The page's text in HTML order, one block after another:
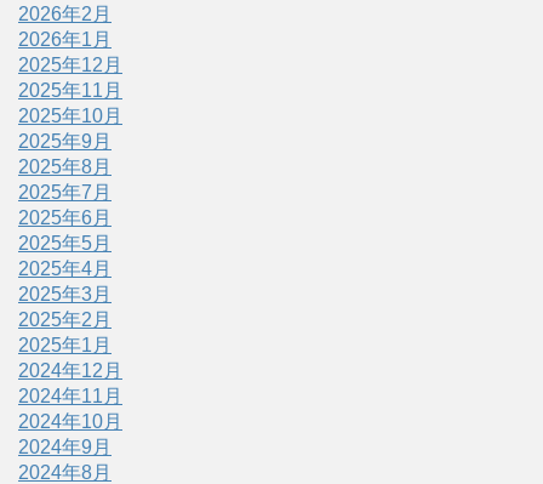
2026年2月
2026年1月
2025年12月
2025年11月
2025年10月
2025年9月
2025年8月
2025年7月
2025年6月
2025年5月
2025年4月
2025年3月
2025年2月
2025年1月
2024年12月
2024年11月
2024年10月
2024年9月
2024年8月